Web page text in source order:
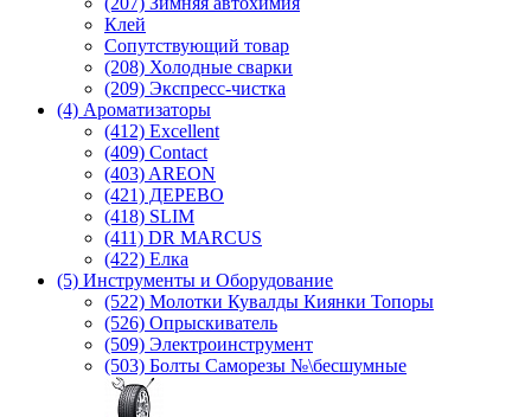
Клей
Сопутствующий товар
(208) Холодные сварки
(209) Экспреcс-чистка
(4) Ароматизаторы
(412) Excellent
(409) Contact
(403) AREON
(421) ДЕРЕВО
(418) SLIM
(411) DR MARCUS
(422) Елка
(5) Инструменты и Оборудование
(522) Молотки Кувалды Киянки Топоры
(526) Опрыскиватель
(509) Электроинструмент
(503) Болты Саморезы №\бесшумные